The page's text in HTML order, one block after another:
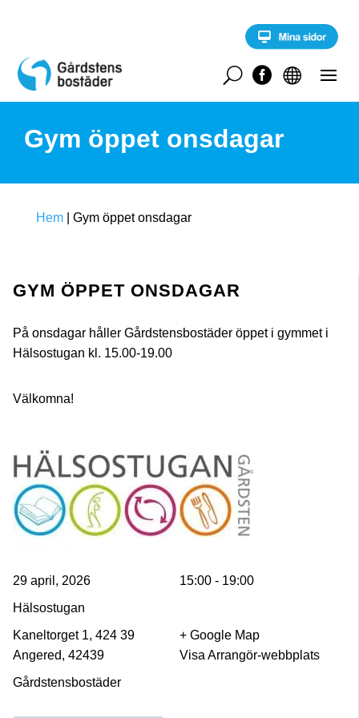
c
n


U
Gym öppet onsdagar
Hem Gym öppet onsdagar
GYM ÖPPET ONSDAGAR
På onsdagar håller Gårdstensbostäder öppet i gymmet i
Hälsostugan kl. 15.00-19.00
Välkomna!
29 april, 2026
15:00 - 19:00
Hälsostugan
Kaneltorget 1, 424 39
Angered, 42439
+ Google Map
Gårdstensbostäder
Visa Arrangör-webbplats